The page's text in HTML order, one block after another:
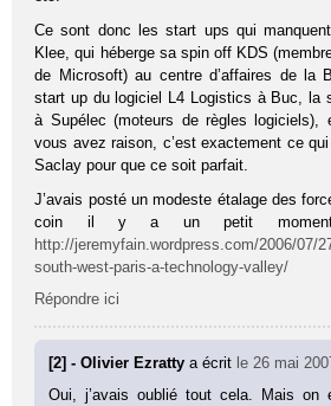
Ce sont donc les start ups qui
Klee, qui héberge sa spin off KDS
de Microsoft) au centre d’affaires de la
start up du logiciel L4 Logistics à Buc, la
à Supélec (moteurs de règles logiciels),
vous avez raison, c’est exactement ce
Saclay pour que ce soit parfait.
J’avais posté un modeste étalage des
coin il y a un petit
http://jeremyfain.wordpress.com/2006/07/
south-west-paris-a-technology-valley/
Répondre ici
[2] - Olivier Ezrattya écrit le 26 mai
Oui, j’avais oublié tout cela. Mais on